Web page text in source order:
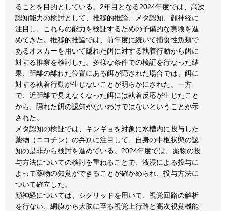
ることを目的としている。2年目となる2024年度では、高次
認知能力の検討として、推移的推論、メタ認知、顔神経に
注目し、これらの能力を検証するための予備的な実験を進
めてきた。推移的推論では、前年度に続いて捕食性魚類で
あるオスカーを用いて隠れた餌に対する執着行動から餌に
対する推察を検討した。多様な条件での検証を行なった結
果、距離の離れた位置にある餌が隠された場合では、餌に
対する執着行動が生じないことが明らかにされた。一方
で、近距離で見えなくなった餌には執着反応が生じたこと
から、隠れた餌の認知がないわけではないということが示
された。
メタ認知の検証では、キンギョを対象に水槽内に投与した
薬物（ニコチン）の弁別に注目して、自身の中枢状態の認
知の是非から検討を進めている。2024年度では、薬物の投
与方法についての検討を重ねることで、液浸による投与に
よって薬物の知覚ができることが確かめられ、投与方法に
ついて確立した。
顔神経については、シクリッドを用いて、視覚回路の解析
を行ない、網膜から大脳に至る視覚上行路と高次視覚機能